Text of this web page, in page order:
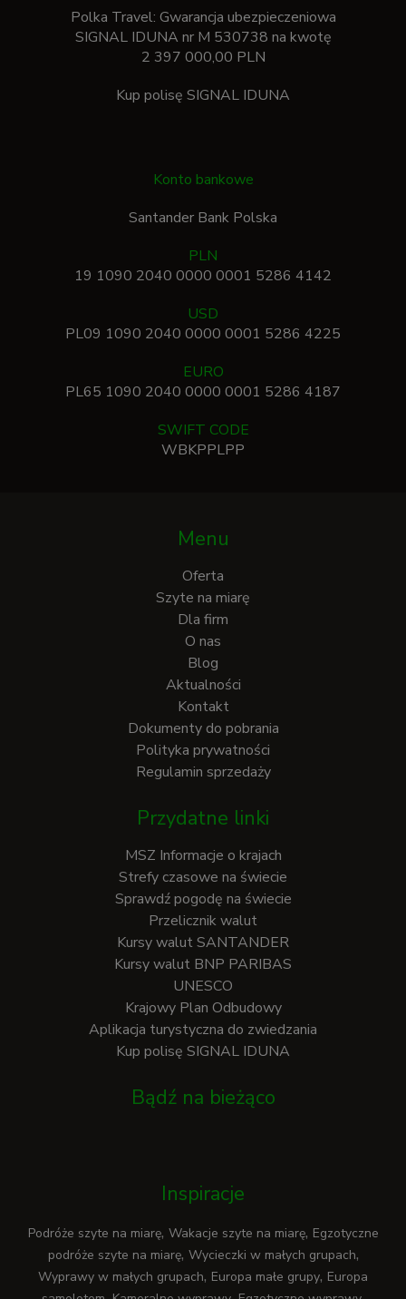
Polka Travel: Gwarancja ubezpieczeniowa
SIGNAL IDUNA nr M 530738 na kwotę
2 397 000,00 PLN
Kup polisę SIGNAL IDUNA
Konto bankowe
Santander Bank Polska
PLN
19 1090 2040 0000 0001 5286 4142
USD
PL09 1090 2040 0000 0001 5286 4225
EURO
PL65 1090 2040 0000 0001 5286 4187
SWIFT CODE
WBKPPLPP
Menu
Oferta
Szyte na miarę
Dla firm
O nas
Blog
Aktualności
Kontakt
Dokumenty do pobrania
Polityka prywatności
Regulamin sprzedaży
Przydatne linki
MSZ Informacje o krajach
Strefy czasowe na świecie
Sprawdź pogodę na świecie
Przelicznik walut
Kursy walut SANTANDER
Kursy walut BNP PARIBAS
UNESCO
Krajowy Plan Odbudowy
Aplikacja turystyczna do zwiedzania
Kup polisę SIGNAL IDUNA
Bądź na bieżąco
Inspiracje
Podróże szyte na miarę, Wakacje szyte na miarę, Egzotyczne
podróże szyte na miarę, Wycieczki w małych grupach,
Wyprawy w małych grupach, Europa małe grupy, Europa